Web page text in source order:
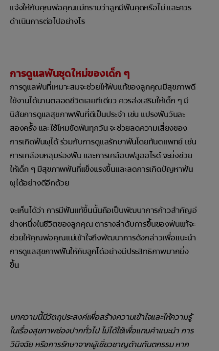
แจ้งให้กับคุณพ่อคุณแม่ทราบว่าลูกมีฟันคุดหรือไม่ และควร
ดำเนินการต่อไปอย่างไร
การดูแลฟันชุดใหม่ของเด็ก ๆ
การดูแลฟันที่เหมาะสมจะช่วยให้ฟันแท้ของลูกคุณมีสุขภาพดี
ใช้งานได้นานตลอดชีวิตเลยทีเดียว ควรส่งเสริมให้เด็ก ๆ มี
นิสัยการดูแลสุขภาพฟันที่ดีเป็นประจำ เช่น แปรงฟันวันละ
สองครั้ง และใช้ไหมขัดฟันทุกวัน จะช่วยลดความเสี่ยงของ
การเกิดฟันผุได้ ร่วมกับการดูแลรักษาฟันโดยทันตแพทย์ เช่น
การเคลือบหลุมร่องฟัน และการเคลือบฟลูออไรด์ จะยิ่งช่วย
ให้เด็ก ๆ มีสุขภาพฟันที่แข็งแรงขึ้นและลดการเกิดปัญหาฟัน
ผุได้อย่างดีอีกด้วย
จะเห็นได้ว่า การมีฟันแท้ขึ้นนั้นถือเป็นพัฒนาการก้าวสำคัญอ่
ย่างหนึ่งในชีวิตของลูกคุณ ตารางลำดับการขึ้นของฟันแท้จะ
ช่วยให้คุณพ่อคุณแม่เข้าใจถึงพัฒนาการดังกล่าวเพื่อแนะนำ
การดูแลสุขภาพฟันให้กับลูกได้อย่างมีประสิทธิภาพมากยิ่ง
ขึ้น
บทความนี้มีวัตถุประสงค์เพื่อสร้างความเข้าใจและให้ความรู้
ในเรื่องสุขภาพช่องปากทั่วไป ไม่ได้ใช้เพื่อแทนคำแนะนำ การ
วินิจฉัย หรือการรักษาจากผู้เชี่ยวชาญด้านทันตกรรม หาก